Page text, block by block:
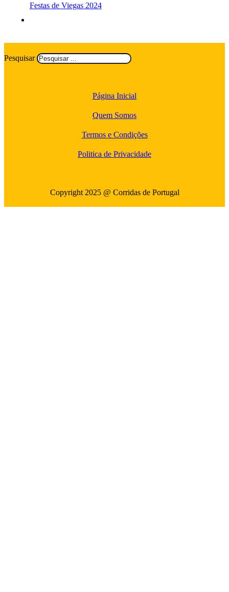
Festas de Viegas 2024
Pesquisar
Página Inicial
Quem Somos
Termos e Condições
Politica de Privacidade
Copyright 2025 @ Corridas de Portugal